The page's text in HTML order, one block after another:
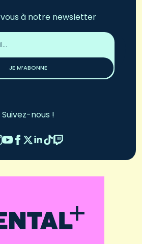
à notre newsletter
JE M’ABONNE
Suivez-nous !